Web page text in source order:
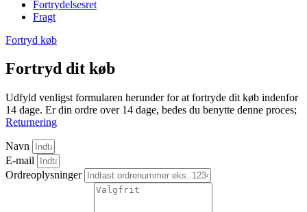
Fortrydelsesret
Fragt
Fortryd køb
Fortryd dit køb
Udfyld venligst formularen herunder for at fortryde dit køb indenfor
14 dage. Er din ordre over 14 dage, bedes du benytte denne proces;
Returnering
Navn
E-mail
Ordreoplysninger